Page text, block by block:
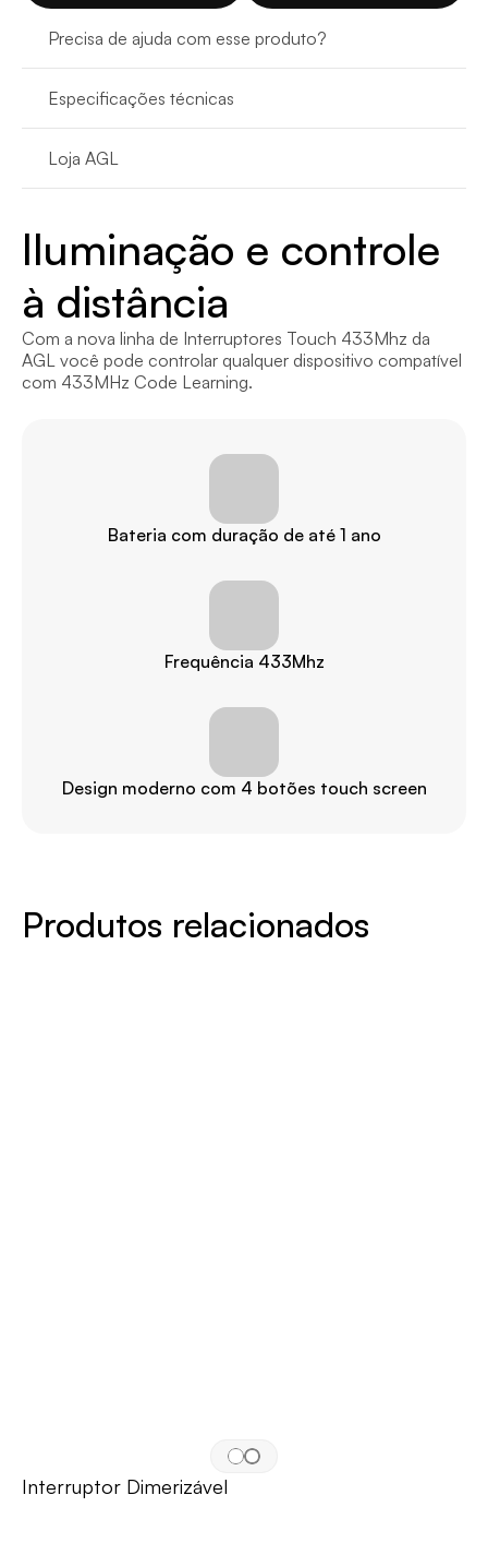
Precisa de ajuda com esse produto?
Especificações técnicas
Loja AGL
Bateria com duração de até 1 ano
Frequência 433Mhz
Design moderno com 4 botões touch screen
Iluminação e controle
à distância
Com a nova linha de Interruptores Touch 433Mhz da
AGL você pode controlar qualquer dispositivo compatível
com 433MHz Code Learning.
Produtos relacionados
Interruptor Dimerizável